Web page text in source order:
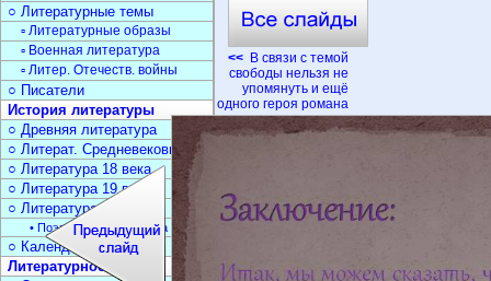
<< В связи с темой
свободы нельзя не
упомянуть и ещё
одного героя романа
○ Литературные темы
▫ Литературные образы
▫ Военная литература
▫ Литер. Отечеств. войны
○ Писатели
История литературы
○ Древняя литература
○ Литерат. Средневековья
○ Литература 18 века
○ Литература 19 века
○ Литература 20 века
• Поэзия Серебрян. века
○ Календарь дат
Литературное чтение